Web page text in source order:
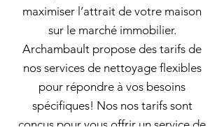
maximiser l’attrait de votre maison
sur le marché immobilier.
Archambault propose des tarifs de
nos services de nettoyage flexibles
pour répondre à vos besoins
spécifiques! Nos nos tarifs sont
conçus pour vous offrir un service de